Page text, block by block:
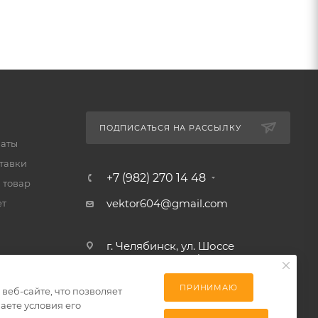
ПОДПИСАТЬСЯ НА РАССЫЛКУ
+7 (982) 270 14 48
vektor604@gmail.com
г. Челябинск, ул. Шоссе
сайте, что позволяет
условия его
ПРИНИМАЮ